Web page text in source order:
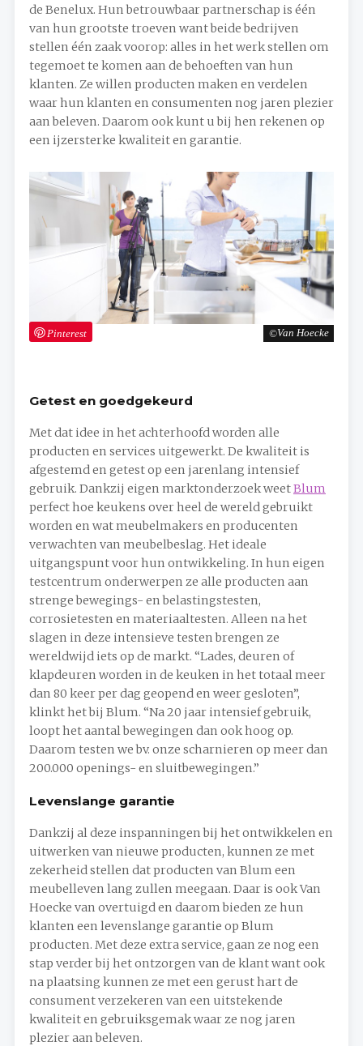
de Benelux. Hun betrouwbaar partnerschap is één
van hun grootste troeven want beide bedrijven
stellen één zaak voorop: alles in het werk stellen om
tegemoet te komen aan de behoeften van hun
klanten. Ze willen producten maken en verdelen
waar hun klanten en consumenten nog jaren plezier
aan beleven. Daarom ook kunt u bij hen rekenen op
een ijzersterke kwaliteit en garantie.
Van Hoecke
Pinterest
Getest en goedgekeurd
Met dat idee in het achterhoofd worden alle
producten en services uitgewerkt. De kwaliteit is
afgestemd en getest op een jarenlang intensief
gebruik. Dankzij eigen marktonderzoek weetBlum
perfect hoe keukens over heel de wereld gebruikt
worden en wat meubelmakers en producenten
verwachten van meubelbeslag. Het ideale
uitgangspunt voor hun ontwikkeling. In hun eigen
testcentrum onderwerpen ze alle producten aan
strenge bewegings- en belastingstesten,
corrosietesten en materiaaltesten. Alleen na het
slagen in deze intensieve testen brengen ze
wereldwijd iets op de markt. “Lades, deuren of
klapdeuren worden in de keuken in het totaal meer
dan 80 keer per dag geopend en weer gesloten”,
klinkt het bij Blum. “Na 20 jaar intensief gebruik,
loopt het aantal bewegingen dan ook hoog op.
Daarom testen we bv. onze scharnieren op meer dan
200.000 openings- en sluitbewegingen.”
Levenslange garantie
Dankzij al deze inspanningen bij het ontwikkelen en
uitwerken van nieuwe producten, kunnen ze met
zekerheid stellen dat producten van Blum een
meubelleven lang zullen meegaan. Daar is ook Van
Hoecke van overtuigd en daarom bieden ze hun
klanten een levenslange garantie op Blum
producten. Met deze extra service, gaan ze nog een
stap verder bij het ontzorgen van de klant want ook
na plaatsing kunnen ze met een gerust hart de
consument verzekeren van een uitstekende
kwaliteit en gebruiksgemak waar ze nog jaren
plezier aan beleven.